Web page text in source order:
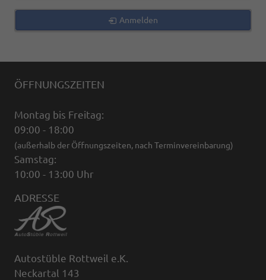
Anmelden
ÖFFNUNGSZEITEN
Montag bis Freitag:
09:00 - 18:00
(außerhalb der Öffnungszeiten, nach Terminvereinbarung)
Samstag:
10:00 - 13:00 Uhr
ADRESSE
Autostüble Rottweil e.K.
Neckartal 143